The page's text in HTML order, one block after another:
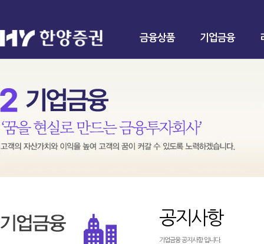
금융상품 기업금융
공지사항
기업금융 공지사항 입니다.